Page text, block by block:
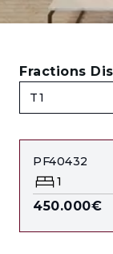
Fractions
T1
PF40432
1
450.000€